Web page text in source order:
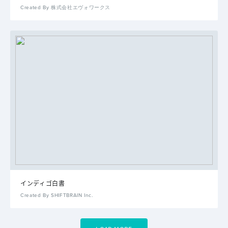
Created By 株式会社エヴォワークス
インディゴ白書
Created By SHIFTBRAIN Inc.